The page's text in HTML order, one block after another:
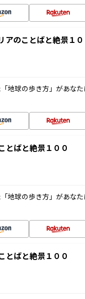
アのことばと絶景１０
地球の歩き方」があな
とばと絶景１００
地球の歩き方」があな
とばと絶景１００